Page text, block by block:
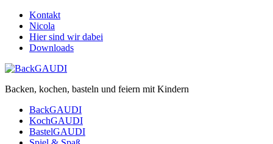
Kontakt
Nicola
Hier sind wir dabei
Downloads
Backen, kochen, basteln und feiern mit Kindern
BackGAUDI
KochGAUDI
BastelGAUDI